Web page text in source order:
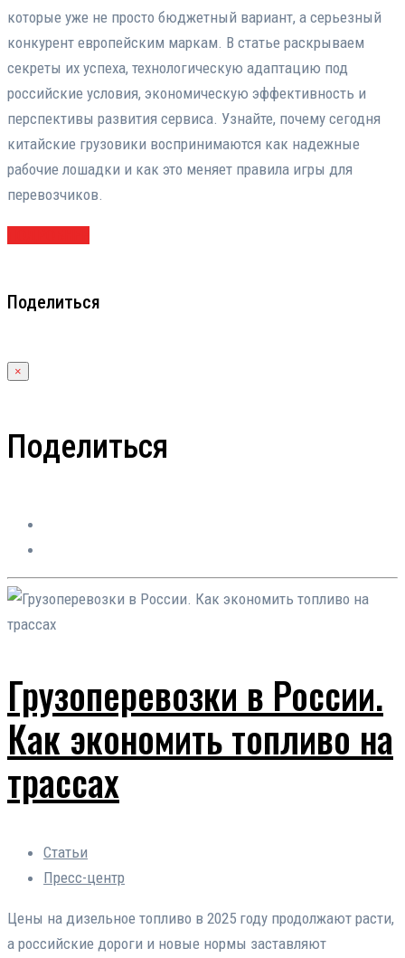
которые уже не просто бюджетный вариант, а серьезный
конкурент европейским маркам. В статье раскрываем
секреты их успеха, технологическую адаптацию под
российские условия, экономическую эффективность и
перспективы развития сервиса. Узнайте, почему сегодня
китайские грузовики воспринимаются как надежные
рабочие лошадки и как это меняет правила игры для
перевозчиков.
Поделиться
×
Поделиться
Грузоперевозки в России.
Как экономить топливо на
трассах
Статьи
Пресс-центр
Цены на дизельное топливо в 2025 году продолжают расти,
а российские дороги и новые нормы заставляют